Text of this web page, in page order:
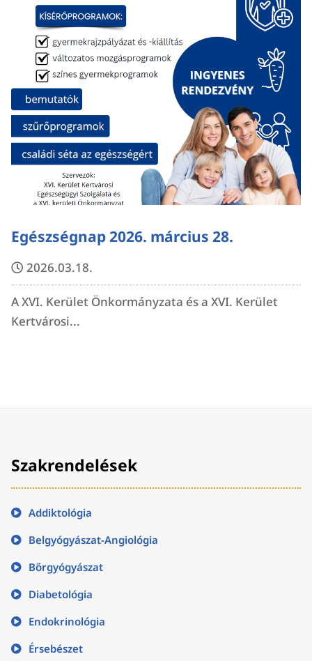
Egészségnap 2026. március 28.
2026.03.18.
A XVI. Kerület Önkormányzata és a XVI. Kerület
Kertvárosi...
Szakrendelések
Addiktológia
Belgyógyászat-Angiológia
Bőrgyógyászat
Diabetológia
Endokrinológia
Érsebészet